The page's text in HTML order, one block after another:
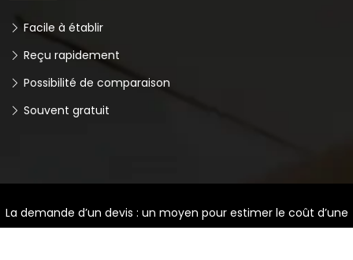
Facile à établir
Reçu rapidement
Possibilité de comparaison
Souvent gratuit
La demande d’un devis : un moyen pour estimer le coût d’une
prestation.